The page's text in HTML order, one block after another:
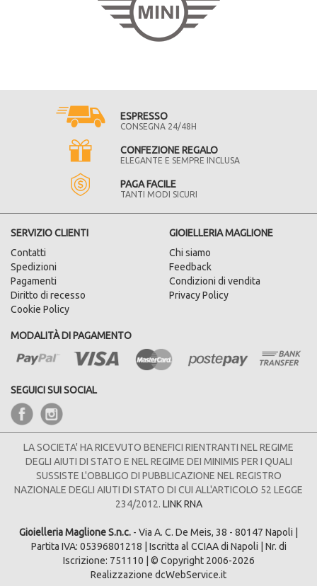
ESPRESSO
CONSEGNA 24/48H
CONFEZIONE REGALO
ELEGANTE E SEMPRE INCLUSA
PAGA FACILE
TANTI MODI SICURI
SERVIZIO CLIENTI
Contatti
Spedizioni
Pagamenti
Diritto di recesso
Cookie Policy
GIOIELLERIA MAGLIONE
Chi siamo
Feedback
Condizioni di vendita
Privacy Policy
MODALITÀ DI PAGAMENTO
SEGUICI SUI SOCIAL
LA SOCIETA' HA RICEVUTO BENEFICI RIENTRANTI NEL REGIME
DEGLI AIUTI DI STATO E NEL REGIME DEI MINIMIS PER I QUALI
SUSSISTE L'OBBLIGO DI PUBBLICAZIONE NEL REGISTRO
NAZIONALE DEGLI AIUTI DI STATO DI CUI ALL'ARTICOLO 52 LEGGE
234/2012. LINK RNA
Gioielleria Maglione S.n.c. - Via A. C. De Meis, 38 - 80147 Napoli |
Partita IVA: 05396801218 | Iscritta al CCIAA di Napoli | Nr. di
Iscrizione: 751110 | © Copyright 2006-2026
Realizzazione dcWebService.it